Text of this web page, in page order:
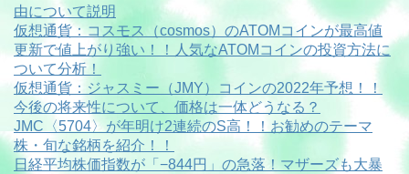
由について説明
仮想通貨：コスモス（cosmos）のATOMコインが最高値
更新で値上がり強い！！人気なATOMコインの投資方法に
ついて分析！
仮想通貨：ジャスミー（JMY）コインの2022年予想！！
今後の将来性について、価格は一体どうなる？
JMC〈5704〉が年明け2連続のS高！！お勧めのテーマ
株・旬な銘柄を紹介！！
日経平均株価指数が「−844円」の急落！マザーズも大暴